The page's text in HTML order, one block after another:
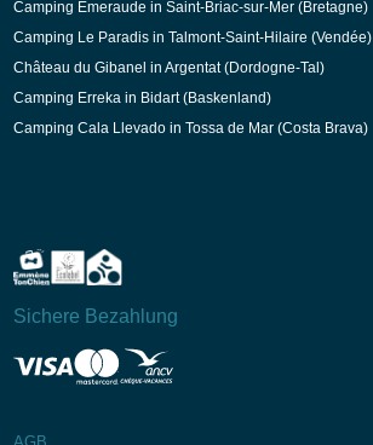
Camping Emeraude in Saint-Briac-sur-Mer (Bretagne)
Camping Le Paradis in Talmont-Saint-Hilaire (Vendée)
Château du Gibanel in Argentat (Dordogne-Tal)
Camping Erreka in Bidart (Baskenland)
Camping Cala Llevado in Tossa de Mar (Costa Brava)
Sichere Bezahlung